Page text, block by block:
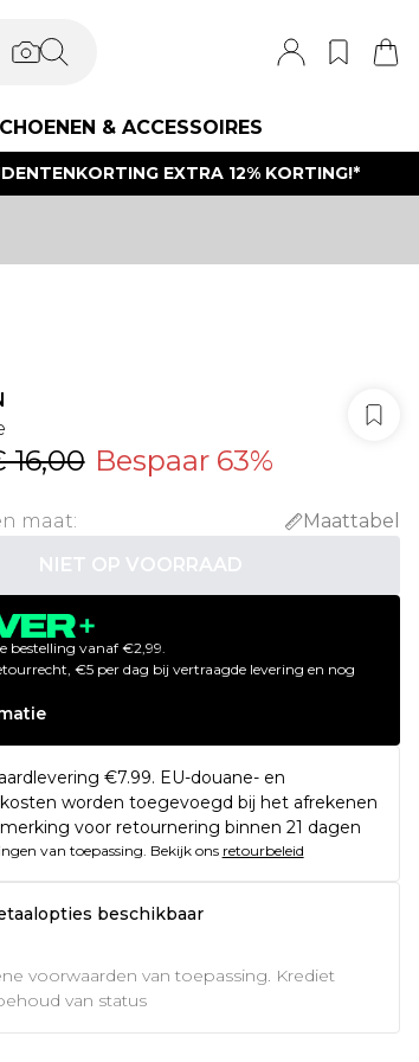
& ACCESSOIRES
EXTRA 12% KORTING!*
16,00 Bespaar 63%
maat:
Maattabel
NIET OP VOORRAAD
bestelling vanaf €2,99.
€5 per dag bij vertraagde levering en nog
€7.99. EU-douane- en
worden toegevoegd bij het afrekenen
voor retournering binnen 21 dagen
van toepassing. Bekijk ons retourbeleid
beschikbaar
voorwaarden van toepassing. Krediet
van status